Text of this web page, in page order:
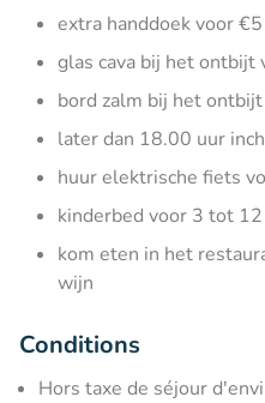
extra handdoek voor €5
glas cava bij het ontbijt
bord zalm bij het
later dan 18.00 uur
huur elektrische fiets
kinderbed voor 3 tot
kom eten in het
wijn
Conditions
Hors taxe de séjour